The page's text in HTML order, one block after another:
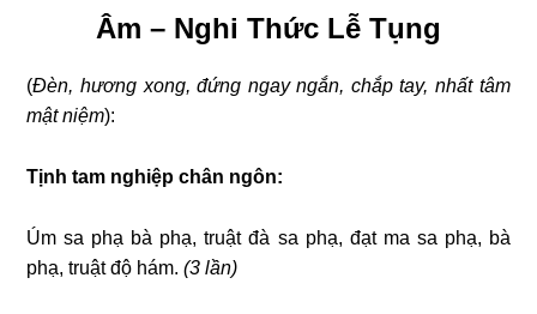
Âm – Nghi Thức Lễ Tụng
(Đèn, hương xong, đứng ngay ngắn, chắp tay, nhất tâm
mật niệm):
Tịnh tam nghiệp chân ngôn:
Úm sa phạ bà phạ, truật đà sa phạ, đạt ma sa phạ, bà
phạ, truật độ hám. (3 lần)